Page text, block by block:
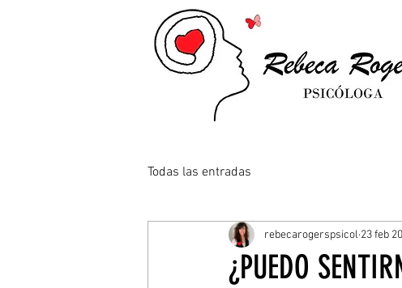
Todas las entradas
¿PUEDO
rebecarogerspsicol 23 feb